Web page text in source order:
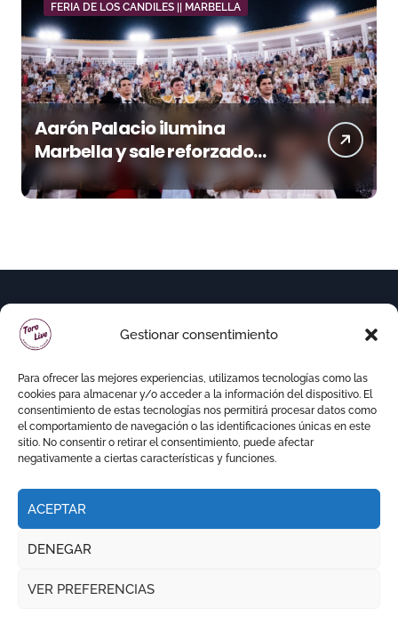
Gestionar consentimiento
Para ofrecer las mejores experiencias, utilizamos tecnologías como las
cookies para almacenar y/o acceder a la información del dispositivo. El
consentimiento de estas tecnologías nos permitirá procesar datos como
el comportamiento de navegación o las identificaciones únicas en este
sitio. No consentir o retirar el consentimiento, puede afectar
negativamente a ciertas características y funciones.
ACEPTAR
DENEGAR
VER PREFERENCIAS
FERIA DE LOS CANDILES || MARBELLA
Aarón Palacio ilumina
Marbella y sale reforzado
junto a Manzanares y
Morante
Copyright © Todos los derechos reservados